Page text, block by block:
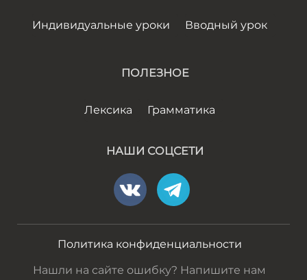
Индивидуальные уроки Вводный урок
ПОЛЕЗНОЕ
Лексика Грамматика
НАШИ СОЦСЕТИ
Политика конфиденциальности
Нашли на сайте ошибку? Напишите нам